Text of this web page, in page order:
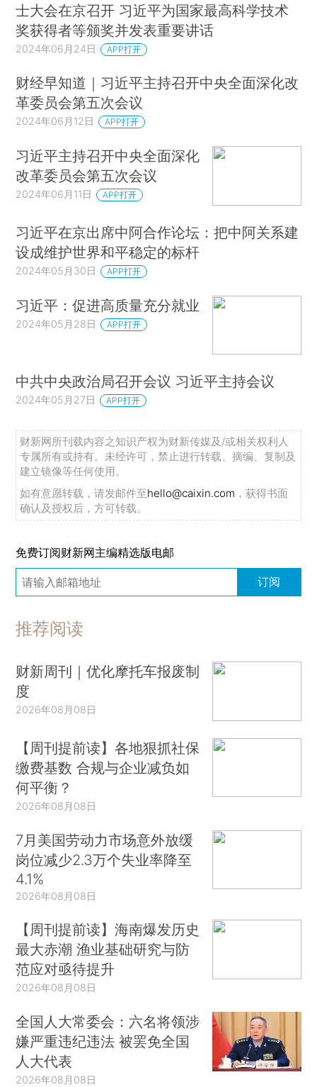
士大会在京召开 习近平为国家最高科学技术
奖获得者等颁奖并发表重要讲话
2024年06月24日 APP打开
财经早知道｜习近平主持召开中央全面深化改
革委员会第五次会议
2024年06月12日 APP打开
习近平主持召开中央全面深化
改革委员会第五次会议
2024年06月11日 APP打开
习近平在京出席中阿合作论坛：把中阿关系建
设成维护世界和平稳定的标杆
2024年05月30日 APP打开
习近平：促进高质量充分就业
2024年05月28日 APP打开
中共中央政治局召开会议 习近平主持会议
2024年05月27日 APP打开
财新网所刊载内容之知识产权为财新传媒及/或相关权利人
专属所有或持有。未经许可，禁止进行转载、摘编、复制及
建立镜像等任何使用。
如有意愿转载，请发邮件至hello@caixin.com ，获得书面
确认及授权后，方可转载。
免费订阅财新网主编精选版电邮
订阅
推荐阅读
财新周刊｜优化摩托车报废制
度
2026年08月08日
【周刊提前读】各地狠抓社保
缴费基数 合规与企业减负如
何平衡？
2026年08月08日
7月美国劳动力市场意外放缓
岗位减少2.3万个失业率降至
4.1%
2026年08月08日
【周刊提前读】海南爆发历史
最大赤潮 渔业基础研究与防
范应对亟待提升
2026年08月08日
全国人大常委会：六名将领涉
嫌严重违纪违法 被罢免全国
人大代表
2026年08月08日